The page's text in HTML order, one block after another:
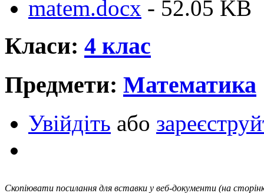
matem.docx - 52.05 KB
Класи: 4 клас
Предмети: Математика
Увійдіть або
Скопіювати посилання для вставки у веб-документи (на